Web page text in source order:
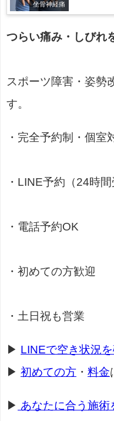
坐骨神経痛
つらい痛み・しびれ
スポーツ障害・姿勢
す。
・完全予約制・個室
・LINE予約（24時間
・電話予約OK
・初めての方歓迎
・土日祝も営業
▶ LINEで空き状況
▶ 初めての方 ・ 料金
▶ あなたに合う施術